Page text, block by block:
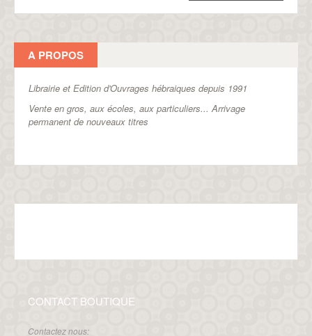
A PROPOS
Librairie et Edition d'Ouvrages hébraiques depuis 1991
Vente en gros, aux écoles, aux particuliers...Arrivage
permanent de nouveaux titres
CONTACT BOUTIQUE
Contactez nous: